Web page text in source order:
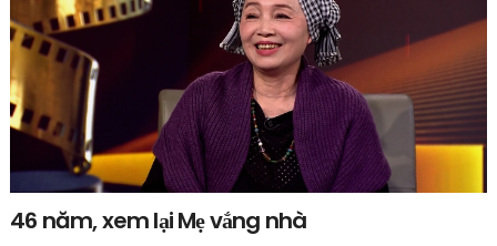
46 năm, xem lại Mẹ vắng nhà